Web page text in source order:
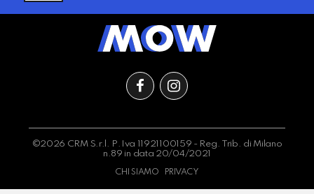
©2026 CRM S.r.l. P.Iva 11921100159 - Reg. Trib. di Milano
n.89 in data 20/04/2021
CHI SIAMO PRIVACY